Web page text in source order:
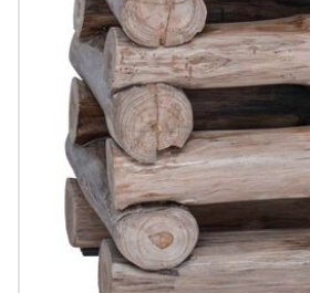
#sharemevidaxl